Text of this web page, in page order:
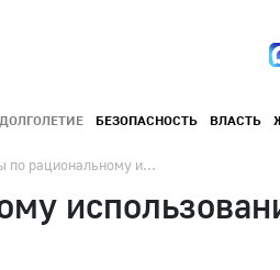
БЕЗОПАСНОСТЬ ВЛАСТЬ
по рациональному и...